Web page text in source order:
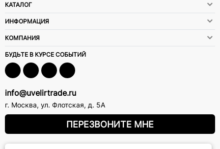
КАТАЛОГ
ИНФОРМАЦИЯ
КОМПАНИЯ
БУДЬТЕ В КУРСЕ СОБЫТИЙ
info@uvelirtrade.ru
г. Москва, ул. Флотская, д. 5А
ПЕРЕЗВОНИТЕ МНЕ